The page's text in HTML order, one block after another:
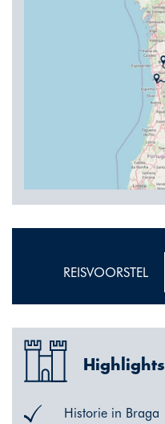
REISVOORSTEL
Highlights
Historie in Braga